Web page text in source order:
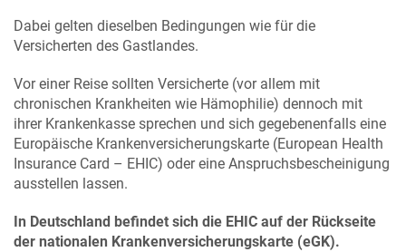
Dabei gelten dieselben Bedingungen wie für die
Versicherten des Gastlandes.
Vor einer Reise sollten Versicherte (vor allem mit
chronischen Krankheiten wie Hämophilie) dennoch mit
ihrer Krankenkasse sprechen und sich gegebenenfalls eine
Europäische Krankenversicherungskarte (European Health
Insurance Card – EHIC) oder eine Anspruchsbescheinigung
ausstellen lassen.
In Deutschland befindet sich die EHIC auf der Rückseite
der nationalen Krankenversicherungskarte (eGK).